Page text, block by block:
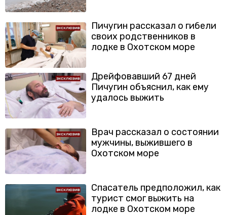
Пичугин рассказал о гибели
своих родственников в
лодке в Охотском море
Дрейфовавший 67 дней
Пичугин объяснил, как ему
удалось выжить
Врач рассказал о состоянии
мужчины, выжившего в
Охотском море
Спасатель предположил, как
турист смог выжить на
лодке в Охотском море